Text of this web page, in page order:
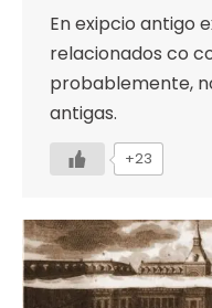
En exipcio antigo
relacionados co
probablemente,
antigas.
+23